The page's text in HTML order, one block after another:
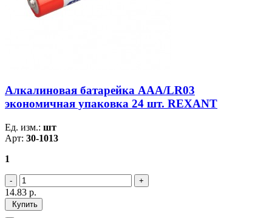
Алкалиновая батарейка AAA/LR03
экономичная упаковка 24 шт. REXANT
Ед. изм.: шт
Арт: 30-1013
1
14.83 р.
Купить